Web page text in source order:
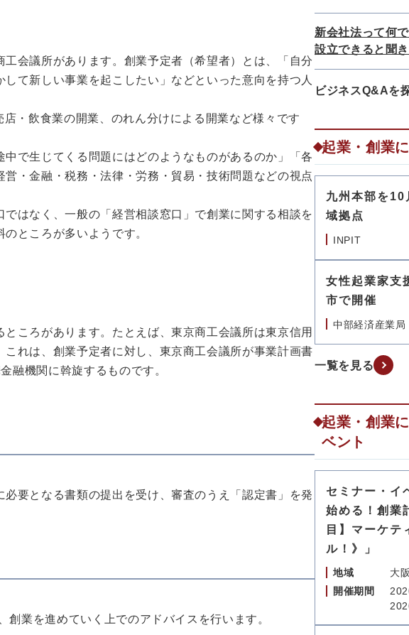
会議所があります。創業予定者（希望者）とは、「自分
て新しい事業を起こしたい」などといった意向を持つ人
・飲食業の開業、のれん分けによる開業など様々です
で生じてくる問題にはどのようなものがあるのか」「各
・金融・税務・法律・労務・貿易・技術問題などの視点
はなく、一般の「経営相談窓口」で創業に関する相談を
ところが多いようです。
ころがあります。たとえば、東京商工会議所は東京信用
れは、創業予定者に対し、東京商工会議所が事業計画書
融機関に斡旋するものです。
要となる書類の提出を受け、審査のうえ「認定書」を発
業を進めていく上でのアドバイスを行います。
新会社法って何
設立できると聞き
ビジネスQ&Aを
起業・創業
九州本部を
域拠点
INPIT
女性起業家支
市で開催
中部経済産業局
一覧を見る
起業・創業
ベント
セミナー・イ
始める！創業
目】マーケテ
ル！》」
地域
大
開催期間